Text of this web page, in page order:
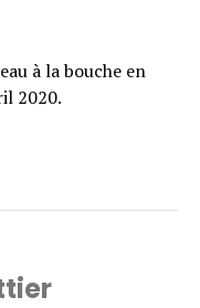
à la bouche en
2020.